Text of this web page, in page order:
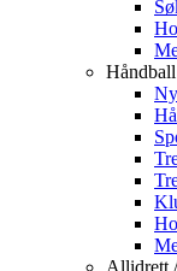
Håndball
Allidrett